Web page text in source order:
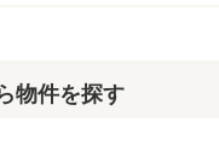
物件を探す